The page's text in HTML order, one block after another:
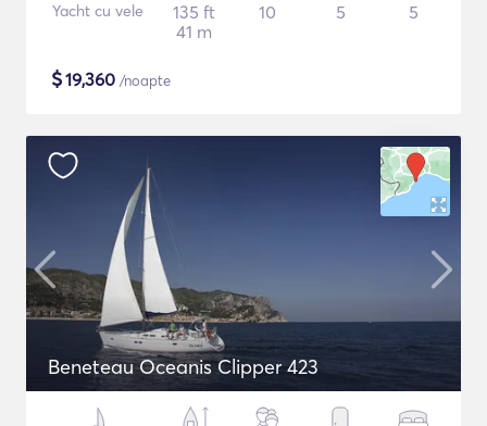
Yacht cu vele
135 ft
41 m
10 5 5
$19,360 /noapte
Beneteau Oceanis Clipper 423